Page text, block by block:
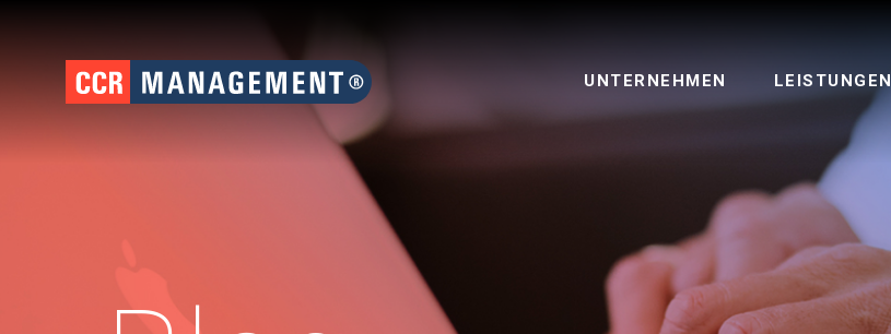
UNTERNEHMEN LEISTUNGEN